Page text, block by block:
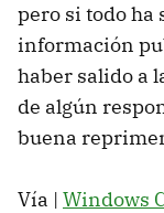
pero si todo ha
información
haber salido a
de algún
buena
Vía | Windows